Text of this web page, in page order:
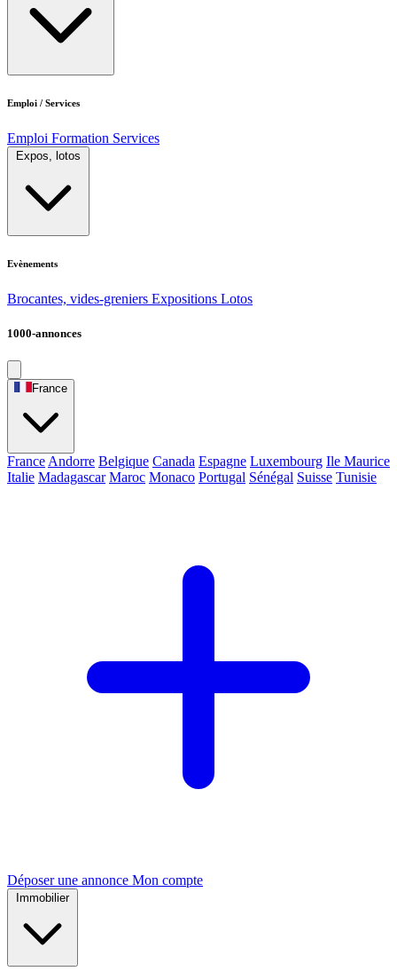
Emploi / Services
Emploi Formation Services
Expos, lotos
Evènements
Brocantes, vides-greniers Expositions Lotos
1000-annonces
France
France Andorre Belgique Canada Espagne Luxembourg Ile Maurice
Italie Madagascar Maroc Monaco Portugal Sénégal Suisse Tunisie
Déposer une annonce Mon compte
Immobilier